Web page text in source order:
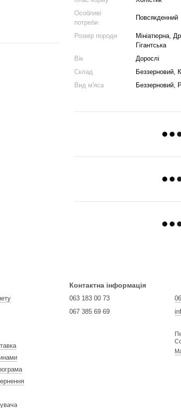
Особливі
потреби
Повсякденний
Розмір породи
Мініатюрна,
Гігантська
Вік
Дорослі
Склад
Беззерновий,
Вид м'яса
Беззерновий,
Контактна інформація
063 183 00 73
067 385 69 69